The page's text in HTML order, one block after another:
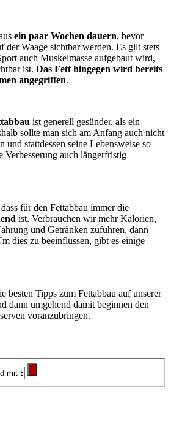
ein paar Wochen dauern, bevor
der Waage sichtbar werden. Es gilt stets
auch Muskelmasse aufgebaut wird,
ist. Das Fett hingegen wird bereits
angegriffen.
ist generell gesünder, als ein
sollte man sich am Anfang auch nicht
und stattdessen seine Lebensweise so
Verbesserung auch längerfristig
für den Fettabbau immer die
ist. Verbrauchen wir mehr Kalorien,
und Getränken zuführen, dann
dies zu beeinflussen, gibt es einige
besten Tipps zum Fettabbau auf unserer
dann umgehend damit beginnen den
voranzubringen.